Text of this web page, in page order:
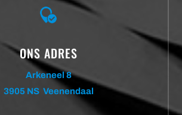
ONS ADRES
Arkeneel 8
3905 NS Veenendaal